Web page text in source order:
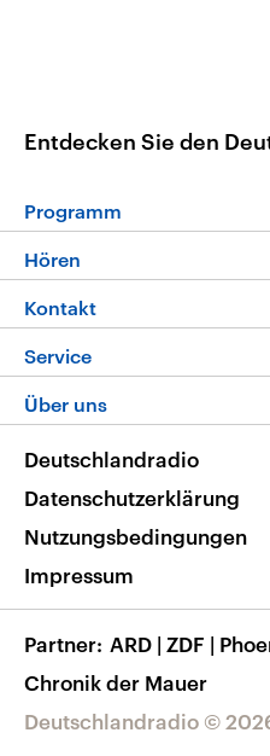
Entdecken Sie den
Programm
Programm
Die Nachrichten
Nachrichtenleicht
Neue Beiträge auf
Hören
Livestream
Podcasts
Deutschlandfunk App
Nachrichten App
Frequenzen
Kontakt
Hörerservice
Service
FAQ
Veranstaltungen
Musikliste
RSS
Über uns
Barrierefreiheit
Deutschlandradio ©
Deutschlandradio
Datenschutzerklärung
Nutzungsbedingungen
Impressum
Partner ARD | ZDF |
Chronik der Mauer